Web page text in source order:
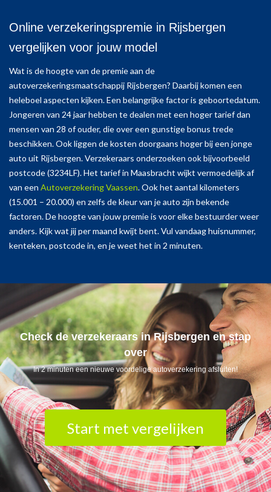
Online verzekeringspremie in Rijsbergen
vergelijken voor jouw model
Wat is de hoogte van de premie aan de
autoverzekeringsmaatschappij Rijsbergen? Daarbij komen een
heleboel aspecten kijken. Een belangrijke factor is geboortedatum.
Jongeren van 24 jaar hebben te dealen met een hoger tarief dan
mensen van 28 of ouder, die over een gunstige bonus trede
beschikken. Ook liggen de kosten doorgaans hoger bij een jonge
auto uit Rijsbergen. Verzekeraars onderzoeken ook bijvoorbeeld
postcode (3234LF). Het tarief in Maasbracht wijkt vermoedelijk af
van een Autoverzekering Vaassen. Ook het aantal kilometers
(15.001 – 20.000) en zelfs de kleur van je auto zijn bekende
factoren. De hoogte van jouw premie is voor elke bestuurder weer
anders. Kijk wat jij per maand kwijt bent. Vul vandaag huisnummer,
kenteken, postcode in, en je weet het in 2 minuten.
Check de verzekeraars in Rijsbergen en stap
over
In 2 minuten een nieuwe voordelige autoverzekering afsluiten!
Start met vergelijken